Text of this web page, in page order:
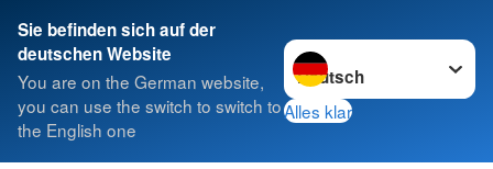
Sie befinden sich auf der
deutschen Website
You are on the German website,
you can use the switch to switch to
the English one
Sprache wechseln zu
Alles klar